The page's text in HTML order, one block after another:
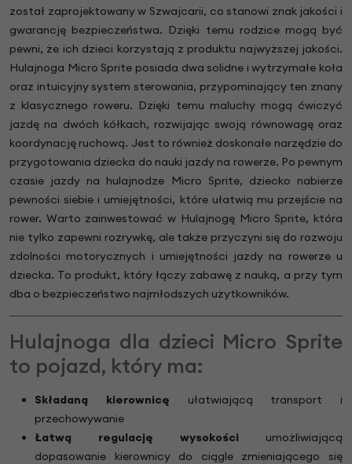
został zaprojektowany w Szwajcarii, co stanowi znak jakości i
gwarancję bezpieczeństwa. Dzięki temu rodzice mogą być
pewni, że ich dzieci korzystają z produktu najwyższej jakości.
Hulajnoga Micro Sprite posiada dwa solidne i wytrzymałe koła
oraz intuicyjny system sterowania, przypominający ten znany
z klasycznego roweru. Dzięki temu maluchy mogą ćwiczyć
jazdę na dwóch kółkach, rozwijając swoją równowagę oraz
koordynację ruchową. Jest to również doskonałe narzędzie do
przygotowania dziecka do nauki jazdy na rowerze. Po pewnym
czasie jazdy na hulajnodze Micro Sprite, dziecko nabierze
pewności siebie i umiejętności, które ułatwią mu przejście na
rower. Warto zainwestować w Hulajnogę Micro Sprite, która
nie tylko zapewni rozrywkę, ale także przyczyni się do rozwoju
zdolności motorycznych i umiejętności jazdy na rowerze u
dziecka. To produkt, który łączy zabawę z nauką, a przy tym
dba o bezpieczeństwo najmłodszych użytkowników.
Hulajnoga dla dzieci Micro Sprite
to pojazd, który ma:
Składaną kierownicę ułatwiającą transport i
przechowywanie
Łatwą regulację wysokości umożliwiającą
dopasowanie kierownicy do ciągle zmieniającego się